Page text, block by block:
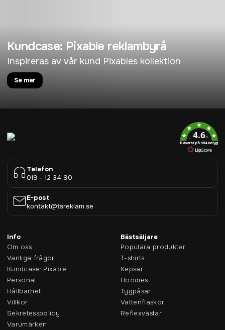
Kundcase: Pixable reklambyrå
Inspireras av vår kund Pixables kollektion
Se mer
4.6/5
Baserat på 954 betyg
Telefon
019 - 12 34 90
E-post
kontakt@tsreklam.se
Info
Om oss
Vanliga frågor
Kundcase: Pixable
Personal
Hållbarhet
Villkor
Sekretesspolicy
Varumärken
Bästsäljare
Populära produkter
T-shirts
Kepsar
Hoodies
Tygpåsar
Vattenflaskor
Reflexvästar